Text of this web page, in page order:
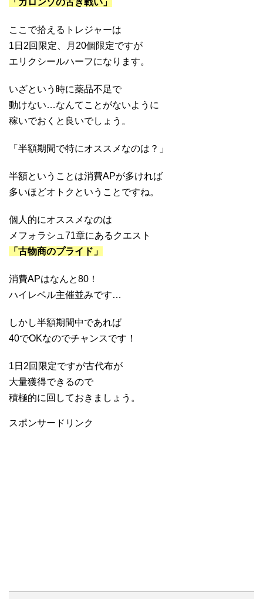
「ガロンゾの古き戦い」
ここで拾えるトレジャーは
1日2回限定、月20個限定ですが
エリクシールハーフになります。
いざという時に薬品不足で
動けない…なんてことがないように
稼いでおくと良いでしょう。
「半額期間で特にオススメなのは？」
半額ということは消費APが多ければ
多いほどオトクということですね。
個人的にオススメなのは
メフォラシュ71章にあるクエスト
「古物商のプライド」
消費APはなんと80！
ハイレベル主催並みです…
しかし半額期間中であれば
40でOKなのでチャンスです！
1日2回限定ですが古代布が
大量獲得できるので
積極的に回しておきましょう。
スポンサードリンク